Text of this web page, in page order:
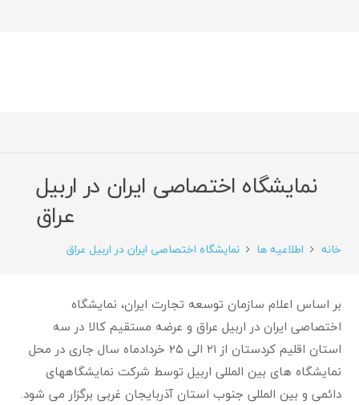
نمایشگاه اختصاصی ایران در اربیل
عراق
خانه اطلاعیه ها نمایشگاه اختصاصی ایران در اربیل عراق
بر اساس اعلام سازمان توسعه تجارت ایران، نمایشگاه
اختصاصی ایران در اربیل عراق و عرضه مستقیم کالا در سه
استان اقلیم کردستان از ۲۱ الی ۲۵ خردادماه سال جاری در محل
نمایشگاه های بین المللی اربیل توسط شرکت نمایشگاههای
دائمی و بین المللی جنوب استان آذربایجان غربی برگزار می شود.